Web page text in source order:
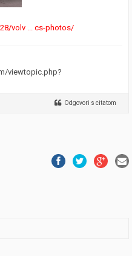
volv ... cs-photos/
viewtopic.php?
Odgovori s citatom